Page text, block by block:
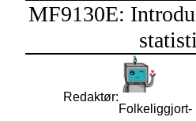
MF9130E:
Redaktør:
Folkeliggjort-